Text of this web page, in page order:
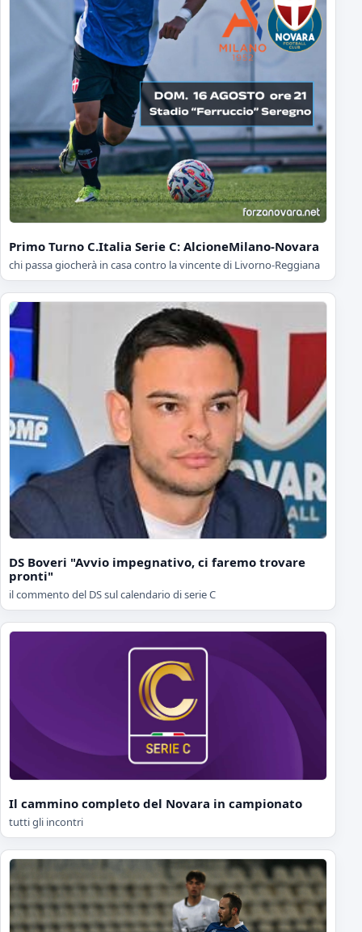
Primo Turno C.Italia Serie C: AlcioneMilano-Novara
chi passa giocherà in casa contro la vincente di Livorno-Reggiana
DS Boveri "Avvio impegnativo, ci faremo trovare
pronti"
il commento del DS sul calendario di serie C
Il cammino completo del Novara in campionato
tutti gli incontri